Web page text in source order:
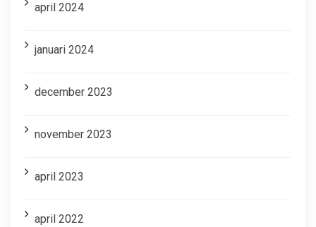
april 2024
januari 2024
december 2023
november 2023
april 2023
april 2022